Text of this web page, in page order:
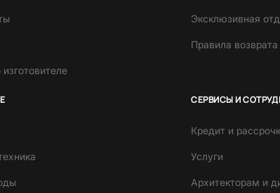
Эксклюзивная
Правила возврата
СЕРВИСЫ И
Кредит и
Услуги
Архитекторам и